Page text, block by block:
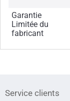
Garantie
Limitée du
fabricant
Service clients